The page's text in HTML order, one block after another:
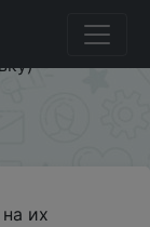
на
до 7000 ₽